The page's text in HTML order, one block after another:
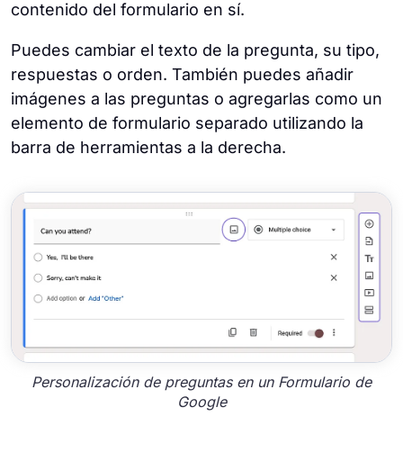
contenido del formulario en sí.
Puedes cambiar el texto de la pregunta, su tipo,
respuestas o orden. También puedes añadir
imágenes a las preguntas o agregarlas como un
elemento de formulario separado utilizando la
barra de herramientas a la derecha.
Personalización de preguntas en un Formulario de
Google